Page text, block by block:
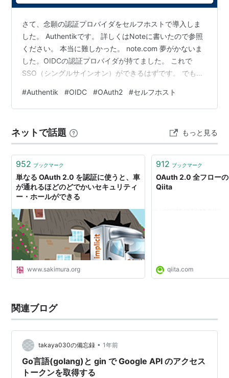
さて、念願の認証プロバイダをセルフホストで導入しま
した。 Authentikです。 詳しくはNoteに書いたので参照
ください。 本当に難しかった。 note.com 夢がかないま
した。OIDCの認証プロバイダが持てました。 これで
SSO（シングルサインオン）ができるはずです。 でもと
ュリティーは突き詰めるとキリがない感じです。 自分で
自分の罠にはまりそうな設定とかありますし。 ここがで
は。
#Authentik #OIDC #OAuth2 #セルフホスト
ネットで話題 もっと見る
952 ブックマーク
単なる OAuth 2.0 を認証に使うと、車
が通れるほどのどでかいセキュリティ
ー・ホールができる
www.sakimura.org
912 ブックマーク
OAuth 2.0 全フロー
Qiita
qiita.com
関連ブログ
takaya030の備忘録 • 1年前
Go言語(golang)と gin で Google API のアクセス
トークンを取得する